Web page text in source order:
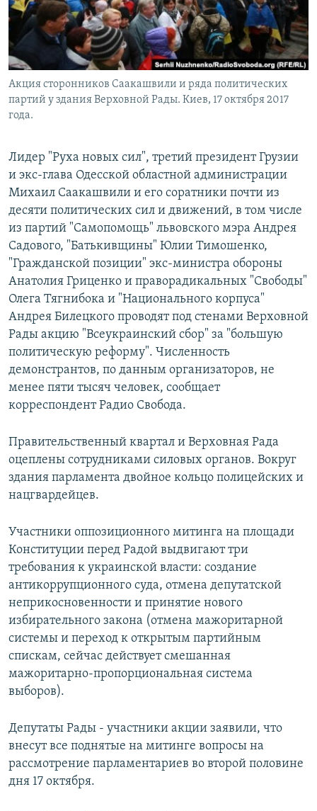
Акция сторонников Саакашвили и ряда политических
партий у здания Верховной Рады. Киев, 17 октября 2017
года.
Лидер "Руха новых сил", третий президент Грузии
и экс-глава Одесской областной администрации
Михаил Саакашвили и его соратники почти из
десяти политических сил и движений, в том числе
из партий "Самопомощь" львовского мэра Андрея
Садового, "Батькивщины" Юлии Тимошенко,
"Гражданской позиции" экс-министра обороны
Анатолия Гриценко и праворадикальных "Свободы"
Олега Тягнибока и "Национального корпуса"
Андрея Билецкого проводят под стенами Верховной
Рады акцию "Всеукраинский сбор" за "большую
политическую реформу". Численность
демонстрантов, по данным организаторов, не
менее пяти тысяч человек, сообщает
корреспондент Радио Свобода.
Правительственный квартал и Верховная Рада
оцеплены сотрудниками силовых органов. Вокруг
здания парламента двойное кольцо полицейских и
нацгвардейцев.
Участники оппозиционного митинга на площади
Конституции перед Радой выдвигают три
требования к украинской власти: создание
антикоррупционного суда, отмена депутатской
неприкосновенности и принятие нового
избирательного закона (отмена мажоритарной
системы и переход к открытым партийным
спискам, сейчас действует смешанная
мажоритарно-пропорциональная система
выборов).
Депутаты Рады - участники акции заявили, что
внесут все поднятые на митинге вопросы на
рассмотрение парламентариев во второй половине
дня 17 октября.